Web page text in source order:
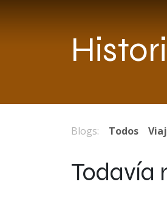
Blogs: Todos
Todavía